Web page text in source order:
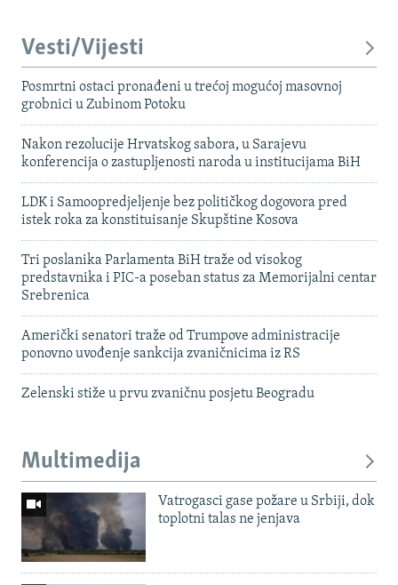
Vesti/Vijesti
Posmrtni ostaci pronađeni u trećoj mogućoj masovnoj
grobnici u Zubinom Potoku
Nakon rezolucije Hrvatskog sabora, u Sarajevu
konferencija o zastupljenosti naroda u institucijama BiH
LDK i Samoopredjeljenje bez političkog dogovora pred
istek roka za konstituisanje Skupštine Kosova
Tri poslanika Parlamenta BiH traže od visokog
predstavnika i PIC-a poseban status za Memorijalni centar
Srebrenica
Američki senatori traže od Trumpove administracije
ponovno uvođenje sankcija zvaničnicima iz RS
Zelenski stiže u prvu zvaničnu posjetu Beogradu
Multimedija
Vatrogasci gase požare u Srbiji, dok
toplotni talas ne jenjava